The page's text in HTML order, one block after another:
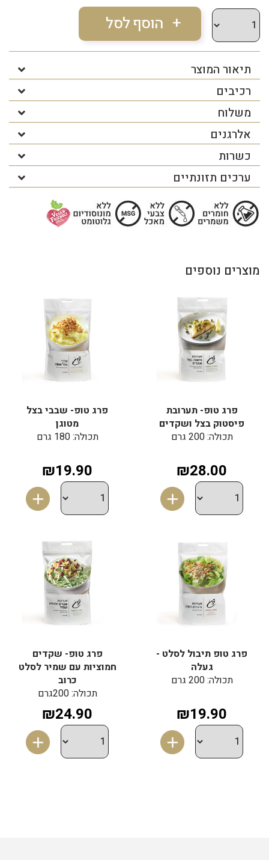
תיאור המוצר
רכיבים
משלוח
אלרגנים
כשרות
ערכים תזונתיים
מוצרים נוספים
פרג טופ- תערובת
פיסטוק בצל ושקדים
תכולה: 200 גרם
₪28.00
פרג טופ- שבבי בצל
מטוגן
תכולה: 180 גרם
₪19.90
פרג טופ תיבול לסלט -
געלה
תכולה: 200 גרם
₪19.90
פרג טופ- שקדים
חמוציות עם שמיר לסלט
כרוב
תכולה: 200גרם
₪24.90